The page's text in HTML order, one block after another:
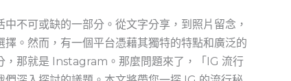
不可或缺的一部分。從文字分享，到照片留念，
。然而，有一個平台憑藉其獨特的特點和廣泛的
，那就是 Instagram。那麼問題來了，「IG 流行